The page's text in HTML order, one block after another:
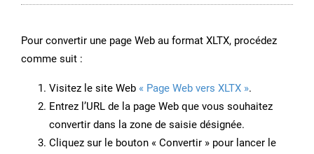
Pour convertir une page Web au format XLTX, procédez
comme suit :
Visitez le site Web « Page Web vers XLTX ».
Entrez l’URL de la page Web que vous souhaitez
convertir dans la zone de saisie désignée.
Cliquez sur le bouton « Convertir » pour lancer le